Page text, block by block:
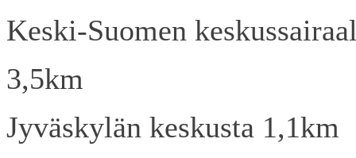
Keski-Suomen
3,5km
Jyväskylän keskusta 1,1km